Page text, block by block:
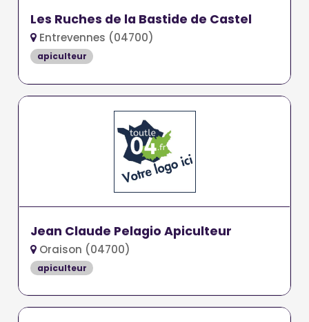
Les Ruches de la Bastide de Castel
Entrevennes (04700)
apiculteur
Jean Claude Pelagio Apiculteur
Oraison (04700)
apiculteur